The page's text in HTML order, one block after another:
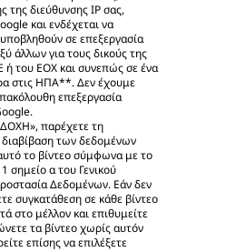
της διεύθυνσης IP σας,
και ενδέχεται να
σε επεξεργασία
άλλων για τους δικούς της
ή του ΕΟΧ και συνεπώς σε ένα
στις ΗΠΑ**. Δεν έχουμε
επεξεργασία
παρέχετε τη
των δεδομένων
το βίντεο σύμφωνα με το
σημείο α του Γενικού
Δεδομένων. Εάν δεν
συγκατάθεση σε κάθε βίντεο
στο μέλλον και επιθυμείτε
τα βίντεο χωρίς αυτόν
επίσης να επιλέξετε